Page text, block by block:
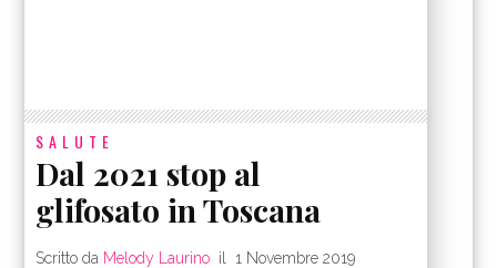
SALUTE
Dal 2021 stop al
glifosato in Toscana
Scritto da Melody Laurino il1 Novembre 2019